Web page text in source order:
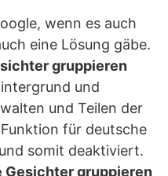
wenn es auch
eine Lösung gäbe.
gruppieren
und
und Teilen der
für deutsche
somit deaktiviert.
Gesichter gruppieren